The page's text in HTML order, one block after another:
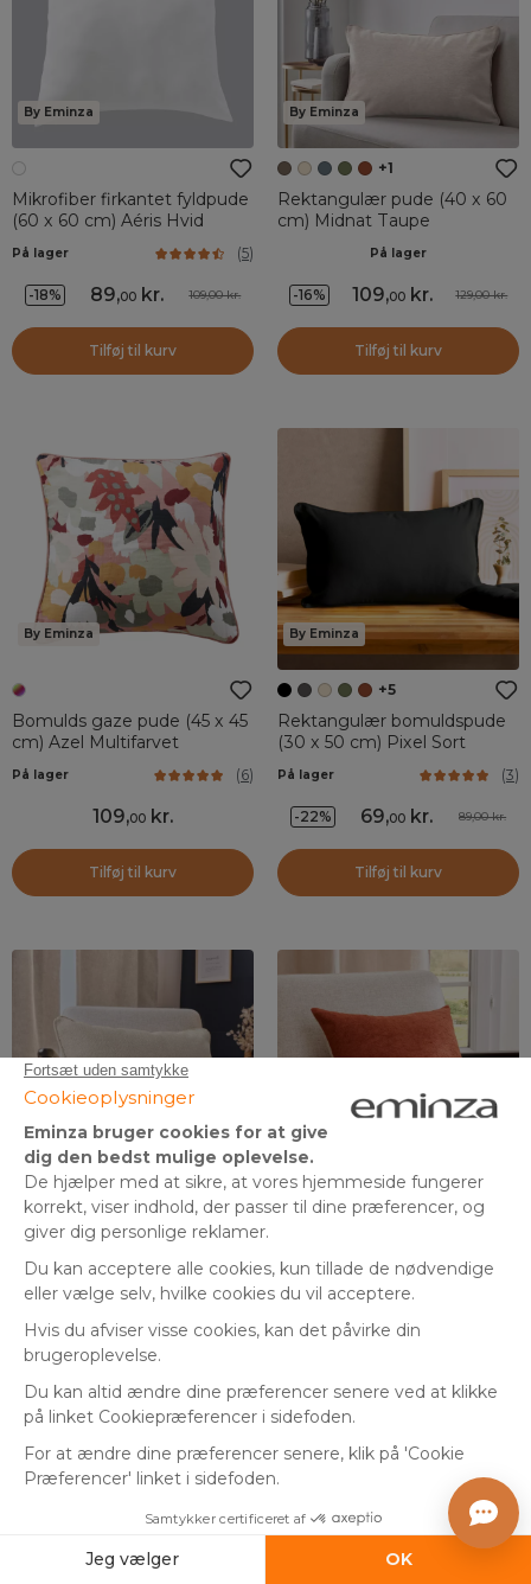
By Eminza
Mikrofiber firkantet fyldpude
(60 x 60 cm) Aéris Hvid
På lager (5)
-18% 89,00kr. 109,00 kr.
Tilføj til kurv
By Eminza
+1
Rektangulær pude (40 x 60
cm) Midnat Taupe
På lager
-16% 109,00kr. 129,00 kr.
Tilføj til kurv
By Eminza
Bomulds gaze pude (45 x 45
cm) Azel Multifarvet
På lager (6)
109,00 kr.
Tilføj til kurv
By Eminza
+5
Rektangulær bomuldspude
(30 x 50 cm) Pixel Sort
På lager (3)
-22% 69,00 kr. 89,00 kr.
Tilføj til kurv
By Eminza
+4
Rektangulær vævet pude
(40 x 60 cm) Alba Beige
grège
På lager (3)
-41% 129,00kr. 219,00 kr.
Tilføj til kurv
By Eminza
Ava Terracotta
På lager
-49% 45,00kr.
Tilføj til kurv